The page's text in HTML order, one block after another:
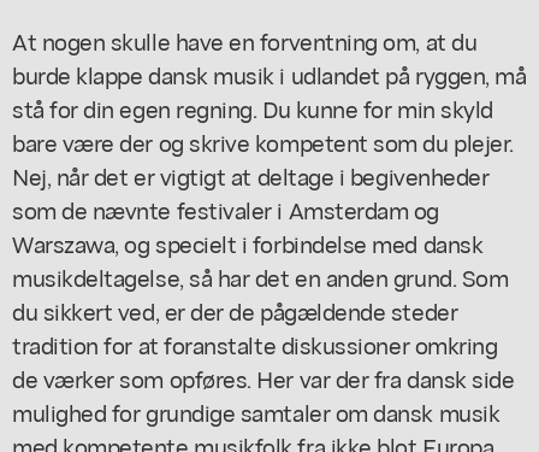
At nogen skulle have en forventning om, at du
burde klappe dansk musik i udlandet på ryggen, må
stå for din egen regning. Du kunne for min skyld
bare være der og skrive kompetent som du plejer.
Nej, når det er vigtigt at deltage i begivenheder
som de nævnte festivaler i Amsterdam og
Warszawa, og specielt i forbindelse med dansk
musikdeltagelse, så har det en anden grund. Som
du sikkert ved, er der de pågældende steder
tradition for at foranstalte diskussioner omkring
de værker som opføres. Her var der fra dansk side
mulighed for grundige samtaler om dansk musik
med kompetente musikfolk fra ikke blot Europa,